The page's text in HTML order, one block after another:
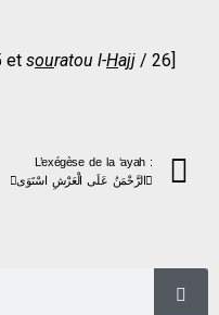
et souratou l-Hajj / 26]
L’exégèse de la ‘ayah :
الرَّحْمَنُ عَلَى الْعَرْشِ اسْتَوَى